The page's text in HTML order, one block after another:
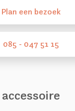
Plan een bezoek
085 - 047 51 15